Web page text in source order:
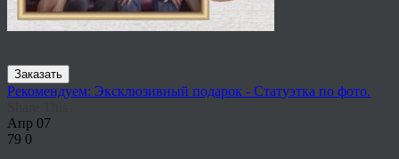
Заказать
Рекомендуем: Эксклюзивный подарок - Статуэтка по фото.
Апр 07
79 0